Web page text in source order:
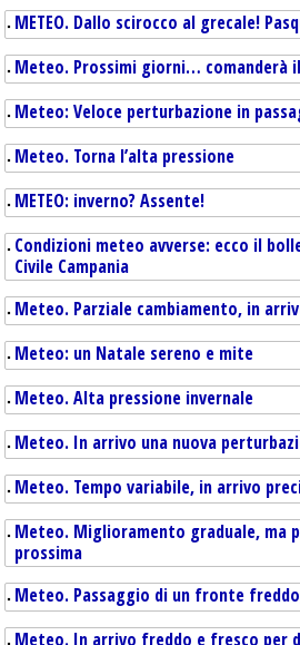
METEO. Dallo scirocco al grecale!
Meteo. Prossimi giorni… comanderà
Meteo: Veloce perturbazione in
Meteo. Torna l’alta pressione
METEO: inverno? Assente!
Condizioni meteo avverse: ecco il
Civile Campania
Meteo. Parziale cambiamento, in
Meteo: un Natale sereno e mite
Meteo. Alta pressione invernale
Meteo. In arrivo una nuova
Meteo. Tempo variabile, in arrivo
Meteo. Miglioramento graduale, ma
prossima
Meteo. Passaggio di un fronte
Meteo. In arrivo freddo e fresco per